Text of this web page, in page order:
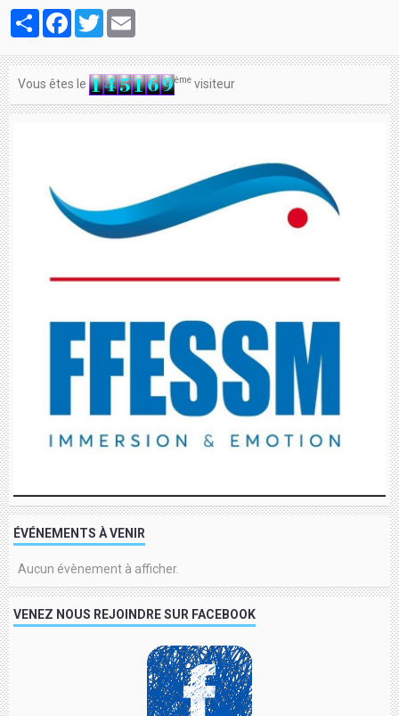
ContactsPartagerFacebook
Twitter
Vous êtes le ème visiteur
ÉVÉNEMENTS À VENIR
Aucun évènement à afficher.
VENEZ NOUS REJOINDRE SUR FACEBOOK